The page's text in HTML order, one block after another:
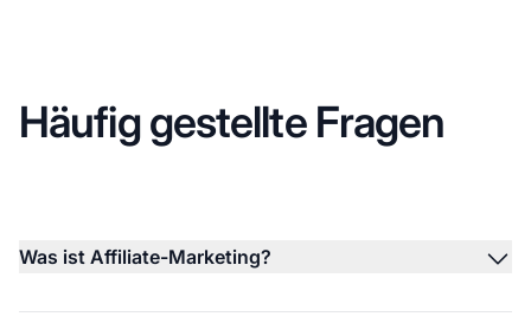
Häufig gestellte Fragen
Was ist Affiliate-Marketing?